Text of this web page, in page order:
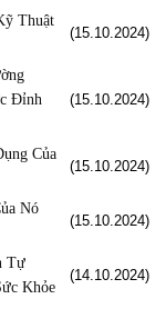
Thuật
(15.10.2024)
Đỉnh
(15.10.2024)
Của
(15.10.2024)
Nó
(15.10.2024)
Tự
Khỏe
(14.10.2024)